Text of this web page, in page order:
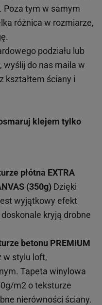
Poza tym w samym
różnica w rozmiarze,
podziału lub
wyślij do nas maila w
kształtem ściany i
klejem tylko
płótna EXTRA
(350g) Dzięki
wyjątkowy efekt
kryją drobne
betonu PREMIUM
w stylu loft,
Tapeta winylowa
m2 o teksturze
nierówności ściany.